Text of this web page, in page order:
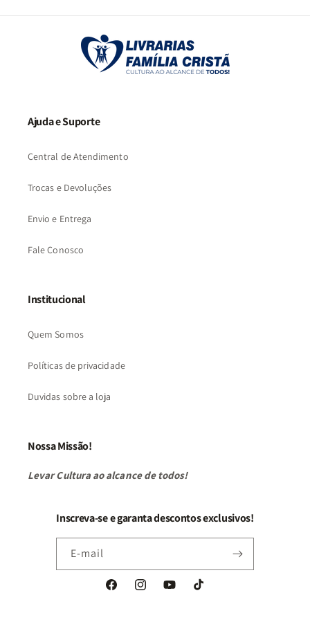
Ajuda e Suporte
Central de Atendimento
Trocas e Devoluções
Envio e Entrega
Fale Conosco
Institucional
Quem Somos
Políticas de privacidade
Duvidas sobre a loja
Nossa Missão!
Levar Cultura ao alcance de todos!
Inscreva-se e garanta descontos exclusivos!
E-mail
FacebookInstagramYouTubeTikTok